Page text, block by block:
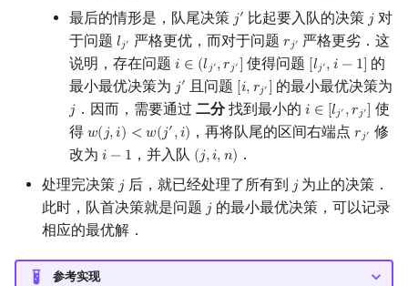
最后的情形是，队尾决策 𝑗′
j′ 比起要入队的决策 𝑗
j 对
于问题 𝑙𝑗′
lj′ 严格更优，而对于问题 𝑟𝑗′
rj′ 严格更劣．这
说明，存在问题 𝑖 ∈ (𝑙𝑗′ ,𝑟𝑗′]
i ∈( lj′,rj′] 使得问题 [𝑙𝑗′,𝑖 − 1]
[lj′,i− 1]
的
最小最优决策为 𝑗′
j′ 且问题 [𝑖,𝑟𝑗′]
[i, rj′] 的最小最优决策为
𝑗
j．因而，需要通过 二分找到最小的 𝑖 ∈ [𝑙𝑗′ ,𝑟𝑗′]
i∈[ j′,rj′]
使
得 𝑤(𝑗,𝑖) < 𝑤(𝑗′,𝑖)
w(j,i)< w( ′,i) ，再将队尾的区间右端点𝑟𝑗′
rj′ 修
改为 𝑖 − 1
i −1 ，并入队 (𝑗,𝑖,𝑛)
(j,i,n )
．
处理完决策 𝑗
j后，就已经处理了所有到 𝑗
j为止的决策．
此时，队首决策就是问题 𝑗
j的最小最优决策，可以记录
相应的最优解．
参考实现